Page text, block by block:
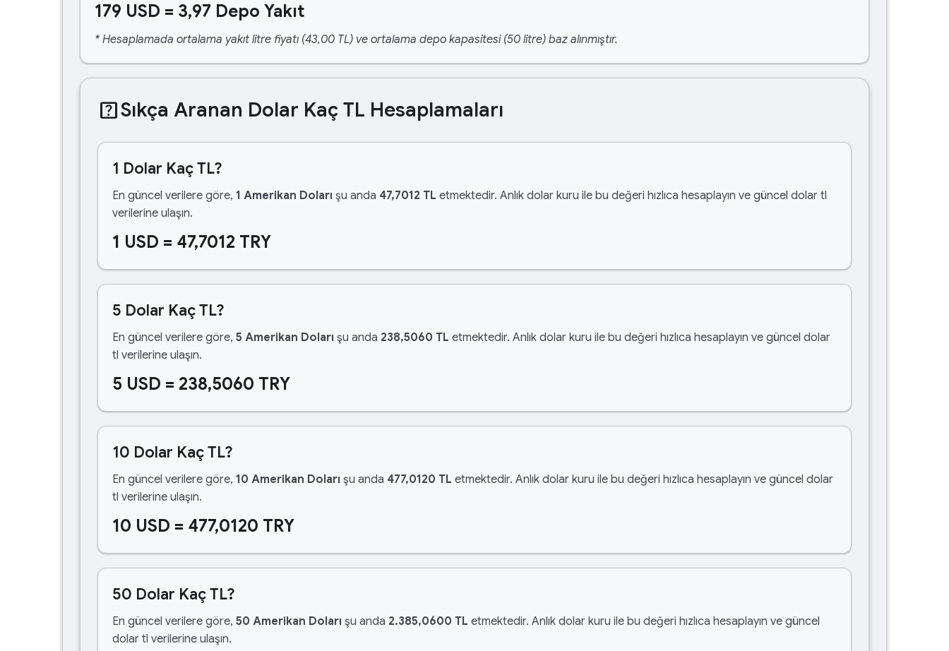
179 USD = 3,97 Depo Yakıt
* Hesaplamada ortalama yakıt litre fiyatı (43,00 TL) ve ortalama depo kapasitesi (50 litre) baz alınmıştır.
help_centerSıkça Aranan Dolar Kaç TL Hesaplamaları
1 Dolar Kaç TL?
En güncel verilere göre, 1 Amerikan Doları şu anda 47,7012 TL etmektedir. Anlık dolar kuru ile bu değeri hızlıca hesaplayın ve güncel dolar tl
verilerine ulaşın.
1 USD = 47,7012 TRY
5 Dolar Kaç TL?
En güncel verilere göre, 5 Amerikan Doları şu anda 238,5060 TL etmektedir. Anlık dolar kuru ile bu değeri hızlıca hesaplayın ve güncel dolar
tl verilerine ulaşın.
5 USD = 238,5060 TRY
10 Dolar Kaç TL?
En güncel verilere göre, 10 Amerikan Doları şu anda 477,0120 TL etmektedir. Anlık dolar kuru ile bu değeri hızlıca hesaplayın ve güncel dolar
tl verilerine ulaşın.
10 USD = 477,0120 TRY
50 Dolar Kaç TL?
En güncel verilere göre, 50 Amerikan Doları şu anda 2.385,0600 TL etmektedir. Anlık dolar kuru ile bu değeri hızlıca hesaplayın ve güncel
dolar tl verilerine ulaşın.